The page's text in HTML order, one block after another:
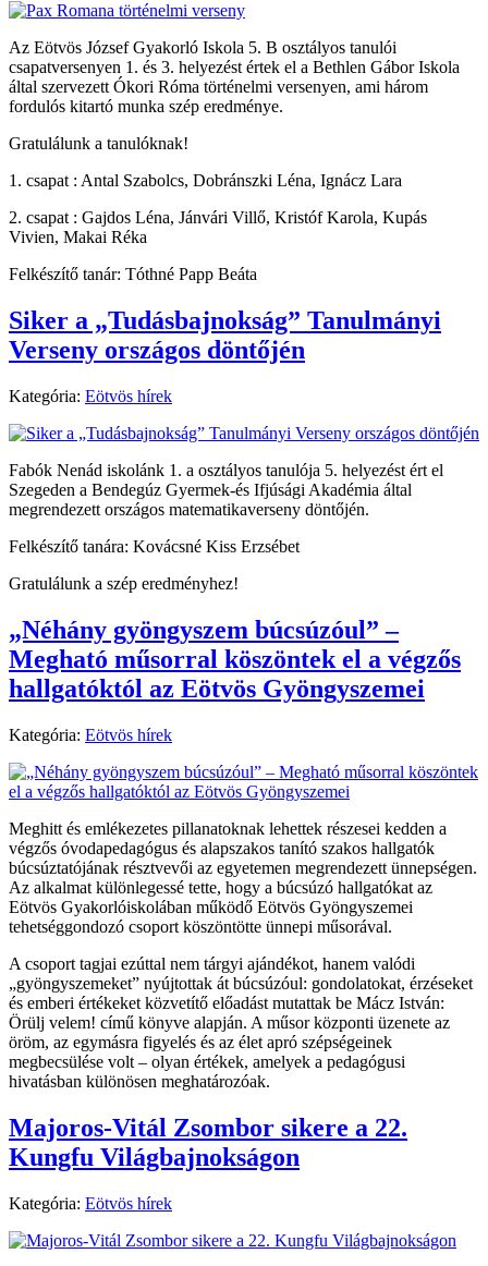
Az Eötvös József Gyakorló Iskola 5. B osztályos tanulói
csapatversenyen 1. és 3. helyezést értek el a Bethlen Gábor Iskola
által szervezett Ókori Róma történelmi versenyen, ami három
fordulós kitartó munka szép eredménye.
Gratulálunk a tanulóknak!
1. csapat : Antal Szabolcs, Dobránszki Léna, Ignácz Lara
2. csapat : Gajdos Léna, Jánvári Villő, Kristóf Karola, Kupás
Vivien, Makai Réka
Felkészítő tanár: Tóthné Papp Beáta
Siker a „Tudásbajnokság” Tanulmányi
Verseny országos döntőjén
Kategória: Eötvös hírek
Fabók Nenád iskolánk 1. a osztályos tanulója 5. helyezést ért el
Szegeden a Bendegúz Gyermek-és Ifjúsági Akadémia által
megrendezett országos matematikaverseny döntőjén.
Felkészítő tanára: Kovácsné Kiss Erzsébet
Gratulálunk a szép eredményhez!
„Néhány gyöngyszem búcsúzóul” –
Megható műsorral köszöntek el a végzős
hallgatóktól az Eötvös Gyöngyszemei
Kategória: Eötvös hírek
Meghitt és emlékezetes pillanatoknak lehettek részesei kedden a
végzős óvodapedagógus és alapszakos tanító szakos hallgatók
búcsúztatójának résztvevői az egyetemen megrendezett ünnepségen.
Az alkalmat különlegessé tette, hogy a búcsúzó hallgatókat az
Eötvös Gyakorlóiskolában működő Eötvös Gyöngyszemei
tehetséggondozó csoport köszöntötte ünnepi műsorával.
A csoport tagjai ezúttal nem tárgyi ajándékot, hanem valódi
„gyöngyszemeket” nyújtottak át búcsúzóul: gondolatokat, érzéseket
és emberi értékeket közvetítő előadást mutattak be Mácz István:
Örülj velem! című könyve alapján. A műsor központi üzenete az
öröm, az egymásra figyelés és az élet apró szépségeinek
megbecsülése volt – olyan értékek, amelyek a pedagógusi
hivatásban különösen meghatározóak.
Majoros-Vitál Zsombor sikere a 22.
Kungfu Világbajnokságon
Kategória: Eötvös hírek